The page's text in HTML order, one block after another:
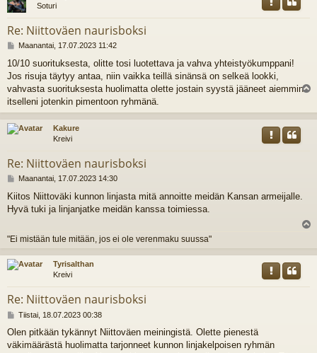
Soturi
Re: Niittoväen naurisboksi
V
e
s
t
Maanantai, 17.07.2023 11:42
10/10 suorituksesta, olitte tosi luotettava ja vahva yhteistyökumppani!
Jos risuja täytyy antaa, niin vaikka teillä sinänsä on selkeä lookki,
vahvasta suorituksesta huolimatta olette jostain syystä jääneet aiemmin
itselleni jotenkin pimentoon ryhmänä.
ö
Kakure
Kreivi
Re: Niittoväen naurisboksi
V
e
s
Maanantai, 17.07.2023 14:30
Kiitos Niittoväki kunnon linjasta mitä annoitte meidän Kansan armeijalle.
Hyvä tuki ja linjanjatke meidän kanssa toimiessa.
"Ei mistään tule mitään, jos ei ole verenmaku suussa"
s
Tyrisalthan
Kreivi
Re: Niittoväen naurisboksi
V
e
s
Tiistai, 18.07.2023 00:38
Olen pitkään tykännyt Niittoväen meiningistä. Olette pienestä
väkimäärästä huolimatta tarjonneet kunnon linjakelpoisen ryhmän